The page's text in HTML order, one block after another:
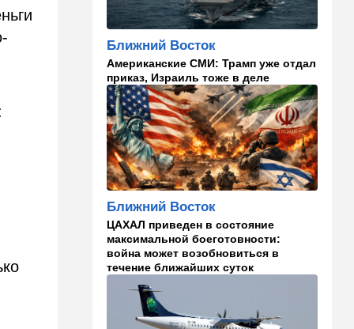
Какие продукты помогают
легче переносить стресс:
13:47 Ближний Восток
Турция все ближе подходит
к опасной черте в
отношениях с Израилем:
провокационное заявление
13:45 В мире
Помидоры научились
опасном вирусе
13:22 Стиль жизни
Что действительно помогает
пережить израильскую
жару, а что является мифом.
Разбираемся
Ближний Восток
Американские СМИ: Трамп уже отдал
приказ, Израиль тоже в деле
Ближний Восток
ЦАХАЛ приведен в состояние
максимальной боеготовности:
война может возобновиться в
течение ближайших суток